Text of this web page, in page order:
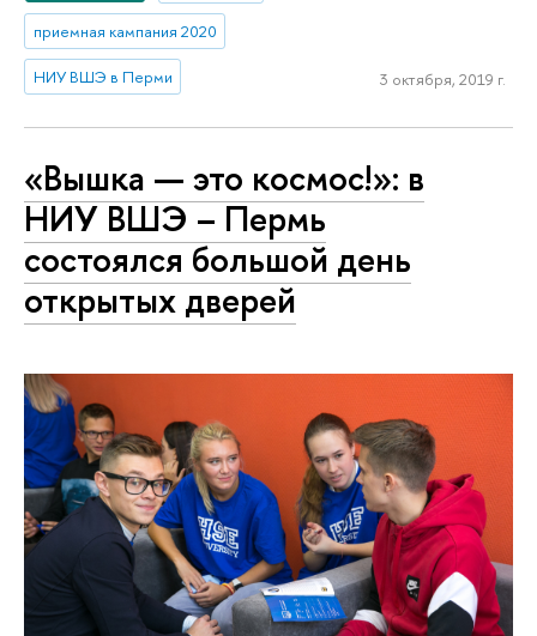
приемная кампания 2020
НИУ ВШЭ в Перми 3 октября, 2019 г.
«Вышка — это космос!»: в
НИУ ВШЭ – Пермь
состоялся большой день
открытых дверей